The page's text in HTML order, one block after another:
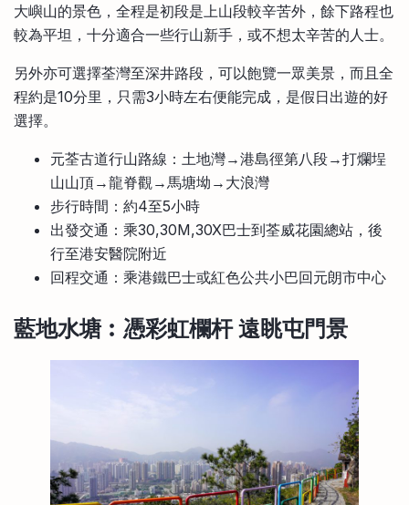
大嶼山的景色，全程是初段是上山段較辛苦外，餘下路程也
較為平坦，十分適合一些行山新手，或不想太辛苦的人士。
另外亦可選擇荃灣至深井路段，可以飽覽一眾美景，而且全
程約是10分里，只需3小時左右便能完成，是假日出遊的好
選擇。
元荃古道行山路線：土地灣→港島徑第八段→打爛埕
山山頂→龍脊觀→馬塘坳→大浪灣
步行時間：約4至5小時
出發交通：乘30,30M,30X巴士到荃威花園總站，後
行至港安醫院附近
回程交通：乘港鐵巴士或紅色公共小巴回元朗市中心
藍地水塘︰憑彩虹欄杆 遠眺屯門景